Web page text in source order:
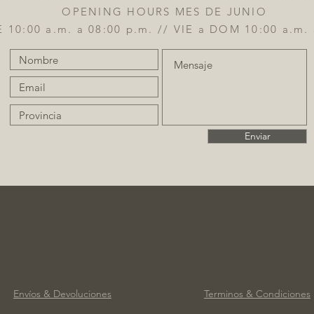
OPENING HOURS MES DE JUNIO
10:00 a.m. a 08:00 p.m. // VIE a DOM 10:00 a.m.
Enviar
Envíos & Devoluciones Terminos & Condiciones